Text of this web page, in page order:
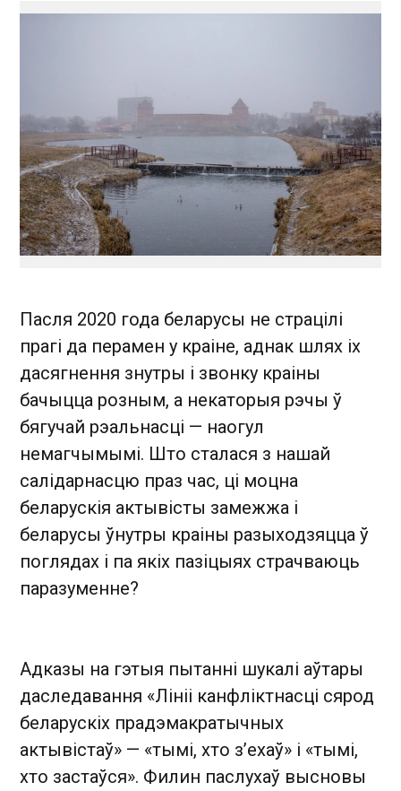
Пасля 2020 года беларусы не страцілі
прагі да перамен у краіне, аднак шлях іх
дасягнення знутры і звонку краіны
бачыцца розным, а некаторыя рэчы ў
бягучай рэальнасці — наогул
немагчымымі. Што сталася з нашай
салідарнасцю праз час, ці моцна
беларускія актывісты замежжа і
беларусы ўнутры краіны разыходзяцца ў
поглядах і па якіх пазіцыях страчваюць
паразуменне?
Адказы на гэтыя пытанні шукалі аўтары
даследавання «Лініі канфліктнасці сярод
беларускіх прадэмакратычных
актывістаў» — «тымі, хто з’ехаў» і «тымі,
хто застаўся». Филин паслухаў высновы